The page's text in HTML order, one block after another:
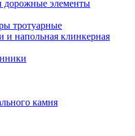
дорожные элементы
тротуарные
и напольная клинкерная
камня